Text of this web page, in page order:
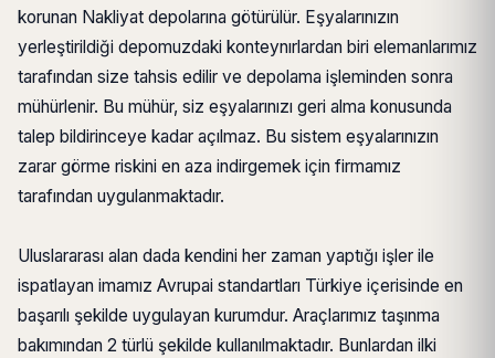
korunan Nakliyat depolarına götürülür. Eşyalarınızın
yerleştirildiği depomuzdaki konteynırlardan biri elemanlarımız
tarafından size tahsis edilir ve depolama işleminden sonra
mühürlenir. Bu mühür, siz eşyalarınızı geri alma konusunda
talep bildirinceye kadar açılmaz. Bu sistem eşyalarınızın
zarar görme riskini en aza indirgemek için firmamız
tarafından uygulanmaktadır.
Uluslararası alan dada kendini her zaman yaptığı işler ile
ispatlayan imamız Avrupai standartları Türkiye içerisinde en
başarılı şekilde uygulayan kurumdur. Araçlarımız taşınma
bakımından 2 türlü şekilde kullanılmaktadır. Bunlardan ilki